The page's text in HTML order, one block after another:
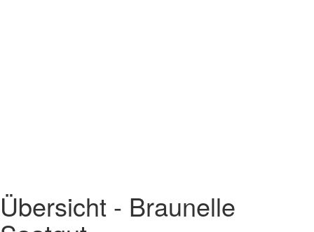
Übersicht - Braunelle